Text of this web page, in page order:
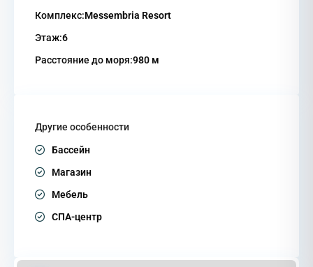
Комплекс:Messembria Resort
Этаж:6
Расстояние до моря:980 м
Другие особенности
Бассейн
Магазин
Мебель
СПА-центр